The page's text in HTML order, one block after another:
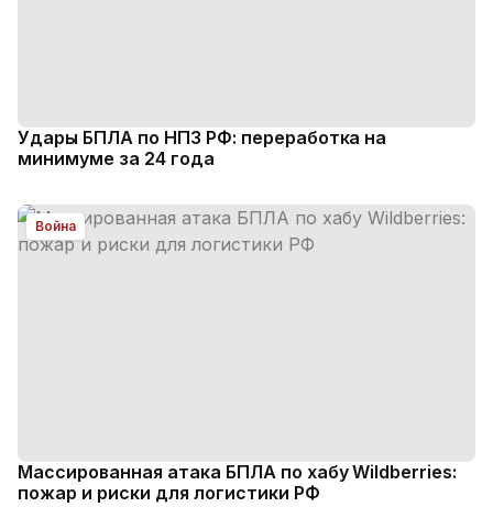
Удары БПЛА по НПЗ РФ: переработка на
минимуме за 24 года
Война
Массированная атака БПЛА по хабу Wildberries:
пожар и риски для логистики РФ